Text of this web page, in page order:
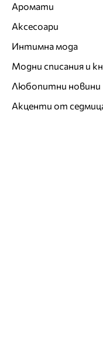
Аромати
Аксесоари
Интимна мода
Модни списания и
Любопитни новини
Акценти от